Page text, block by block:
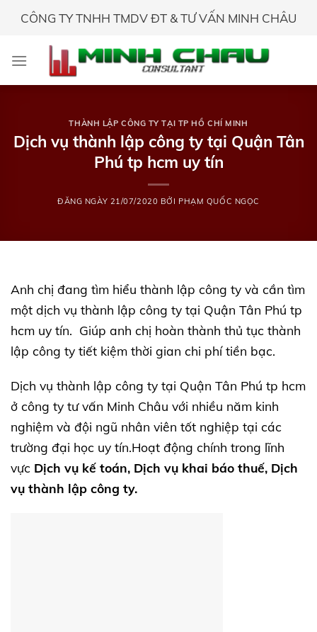
CÔNG TY TNHH TMDV ĐT & TƯ VẤN MINH CHÂU
THÀNH LẬP CÔNG TY TẠI TP HỒ CHÍ MINH
Dịch vụ thành lập công ty tại Quận Tân
Phú tp hcm uy tín
ĐĂNG NGÀY 21/07/2020 BỞI PHẠM QUỐC NGỌC
Anh chị đang tìm hiểu thành lập công ty và cần tìm
một dịch vụ thành lập công ty tại Quận Tân Phú tp
hcm uy tín. Giúp anh chị hoàn thành thủ tục thành
lập công ty tiết kiệm thời gian chi phí tiền bạc.
Dịch vụ thành lập công ty tại Quận Tân Phú tp hcm
ở công ty tư vấn Minh Châu với nhiều năm kinh
nghiệm và đội ngũ nhân viên tốt nghiệp tại các
trường đại học uy tín.Hoạt động chính trong lĩnh
vực Dịch vụ kế toán, Dịch vụ khai báo thuế, Dịch
vụ thành lập công ty.